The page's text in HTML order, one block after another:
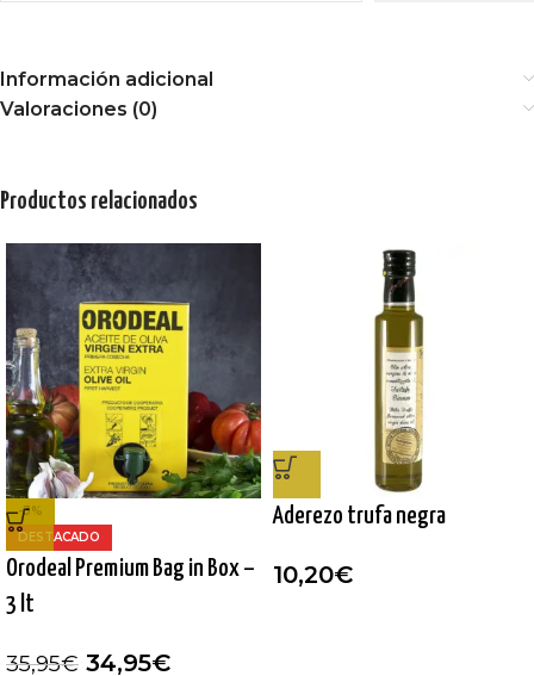
Información adicional
Valoraciones (0)
Productos relacionados
-3%
DESTACADO
Orodeal Premium Bag in Box –
3 lt
35,95€ 34,95€
Aderezo trufa negra
10,20€